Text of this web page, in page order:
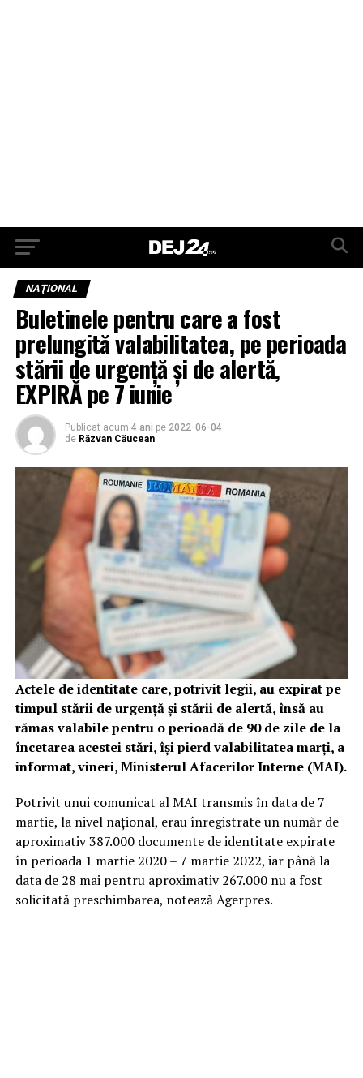
NAŢIONAL
Buletinele pentru care a fost
prelungită valabilitatea, pe perioada
stării de urgenţă şi de alertă,
EXPIRĂ pe 7 iunie
Publicat acum 4 ani pe 2022-06-04
de Răzvan Căucean
Actele de identitate care, potrivit legii, au expirat pe
timpul stării de urgenţă şi stării de alertă, însă au
rămas valabile pentru o perioadă de 90 de zile de la
încetarea acestei stări, îşi pierd valabilitatea marţi, a
informat, vineri, Ministerul Afacerilor Interne (MAI).
Potrivit unui comunicat al MAI transmis în data de 7
martie, la nivel naţional, erau înregistrate un număr de
aproximativ 387.000 documente de identitate expirate
în perioada 1 martie 2020 – 7 martie 2022, iar până la
data de 28 mai pentru aproximativ 267.000 nu a fost
solicitată preschimbarea, notează Agerpres.